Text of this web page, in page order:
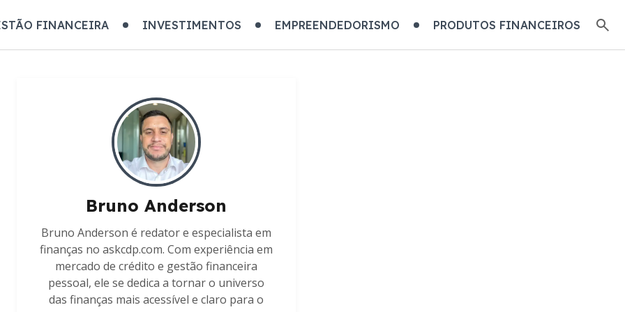
FINANCEIRA INVESTIMENTOS EMPREENDEDORISMO PRODUTOS FINANCEIROS
Bruno Anderson
Bruno Anderson é redator e especialista em
finanças no askcdp.com. Com experiência em
mercado de crédito e gestão financeira
pessoal, ele se dedica a tornar o universo
das finanças mais acessível e claro para o